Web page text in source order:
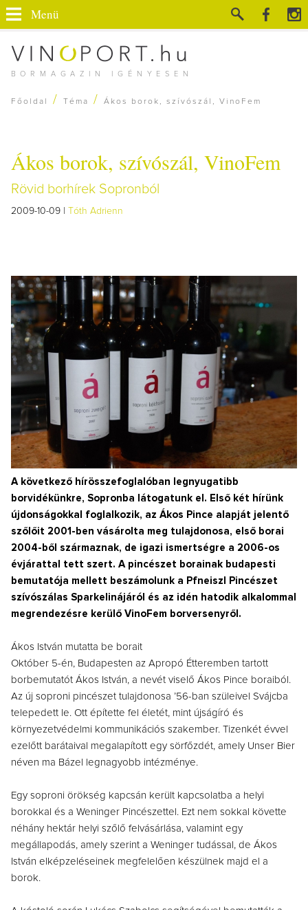
BORMAGAZIN IGÉNYESEN
Menü
Főoldal / Téma / Ákos borok, szívószál, VinoFem
Ákos borok, szívószál, VinoFem
Rövid borhírek Sopronból
2009-10-09 | Tóth Adrienn
A következő hírösszefoglalóban legnyugatibb
borvidékünkre, Sopronba látogatunk el. Első két hírünk
újdonságokkal foglalkozik, az Ákos Pince alapját jelentő
szőlőit 2001-ben vásárolta meg tulajdonosa, első borai
2004-ből származnak, de igazi ismertségre a 2006-os
évjárattal tett szert. A pincészet borainak budapesti
bemutatója mellett beszámolunk a Pfneiszl Pincészet
szívószálas Sparkelinájáról és az idén hatodik alkalommal
megrendezésre kerülő VinoFem borversenyről.
Ákos István mutatta be borait
Október 5-én, Budapesten az Apropó Étteremben tartott
borbemutatót Ákos István, a nevét viselő Ákos Pince boraiból.
Az új soproni pincészet tulajdonosa ’56-ban szüleivel Svájcba
telepedett le. Ott építette fel életét, mint újságíró és
környezetvédelmi kommunikációs szakember. Tizenkét évvel
ezelőtt barátaival megalapított egy sörfőzdét, amely Unser Bier
néven ma Bázel legnagyobb intézménye.
Egy soproni örökség kapcsán került kapcsolatba a helyi
borokkal és a Weninger Pincészettel. Ezt nem sokkal követte
néhány hektár helyi szőlő felvásárlása, valamint egy
megállapodás, amely szerint a Weninger tudással, de Ákos
István elképzeléseinek megfelelően készülnek majd el a
borok.